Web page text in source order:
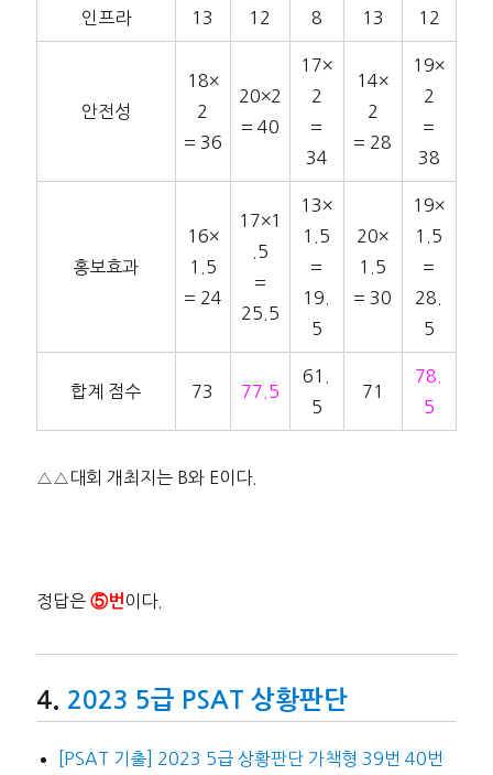
인프라 13 12 8 13 12
안전성
18×
2
= 36
20×2
= 40
17×
2
=
34
14×
2
= 28
19×
2
=
38
홍보효과
16×
1.5
= 24
17×1
.5
=
25.5
13×
1.5
=
19.
5
20×
1.5
= 30
19×
1.5
=
28.
5
합계 점수 73 77.5
61.
5
71
78.
5
△△대회 개최지는 B와 E이다.
정답은 ⑤번 이다.
2023 5급 PSAT 상황판단
[PSAT 기출] 2023 5급 상황판단 가책형 39번 40번